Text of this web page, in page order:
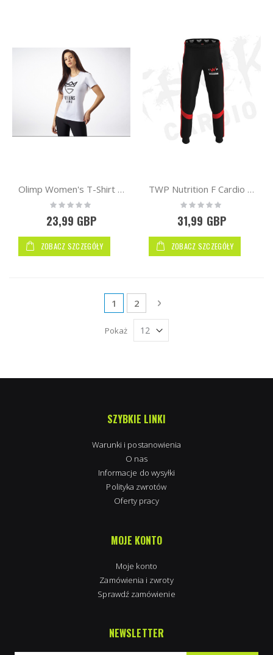
Olimp Women's T-Shirt PURE White
Rating:
0%
23,99 GBP
ZOBACZ SZCZEGÓŁY
TWP Nutrition F Cardio Joggers | Black / Red
Rating:
0%
31,99 GBP
ZOBACZ SZCZEGÓŁY
Strona
Aktualnie czytasz stronę
1 Strona
2 Strona
Następne
Pokaż
SZYBKIE LINKI
Warunki i postanowienia
O nas
Informacje do wysyłki
Polityka zwrotów
Oferty pracy
MOJE KONTO
Moje konto
Zamówienia i zwroty
Sprawdź zamówienie
NEWSLETTER